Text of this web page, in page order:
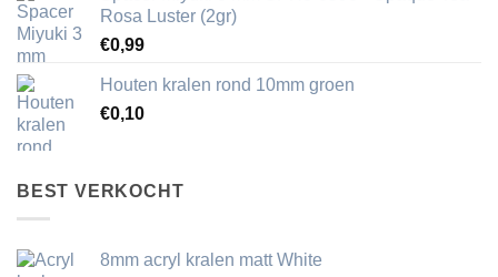
Rosa Luster (2gr)
€0,99
Houten kralen rond 10mm groen
€0,10
BEST VERKOCHT
8mm acryl kralen matt White